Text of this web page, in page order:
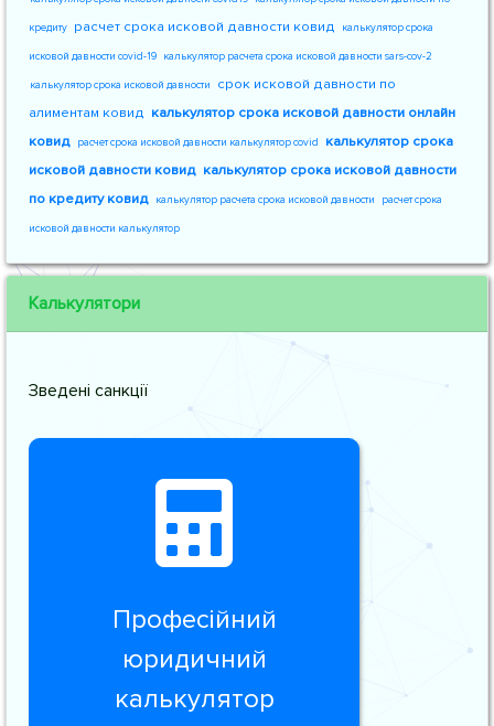
кредиту расчет срока исковой давности ковид калькулятор срока
исковой давности covid-19 калькулятор расчета срока исковой давности sars-cov-2
калькулятор срока исковой давности
срок исковой давности по
алиментам ковид калькулятор срока исковой давности онлайн
ковид расчет срока исковой давности калькулятор covid
калькулятор срока
исковой давности ковид калькулятор срока исковой давности
по кредиту ковид калькулятор расчета срока исковой давности расчет срока
исковой давности калькулятор
Калькулятори
Зведені санкції
Професійний
юридичний
калькулятор